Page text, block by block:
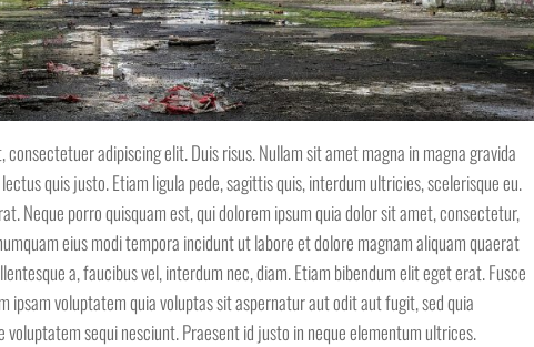
consectetuer adipiscing elit. Duis risus. Nullam sit amet magna in magna gravida
quis justo. Etiam ligula pede, sagittis quis, interdum ultricies, scelerisque eu.
Neque porro quisquam est, qui dolorem ipsum quia dolor sit amet, consectetur,
eius modi tempora incidunt ut labore et dolore magnam aliquam quaerat
a, faucibus vel, interdum nec, diam. Etiam bibendum elit eget erat. Fusce
ipsam voluptatem quia voluptas sit aspernatur aut odit aut fugit, sed quia
sequi nesciunt. Praesent id justo in neque elementum ultrices.